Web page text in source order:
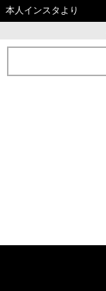
本人インスタより